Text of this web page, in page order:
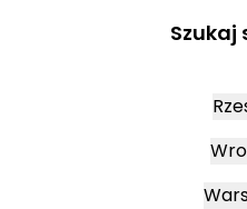
Szukaj